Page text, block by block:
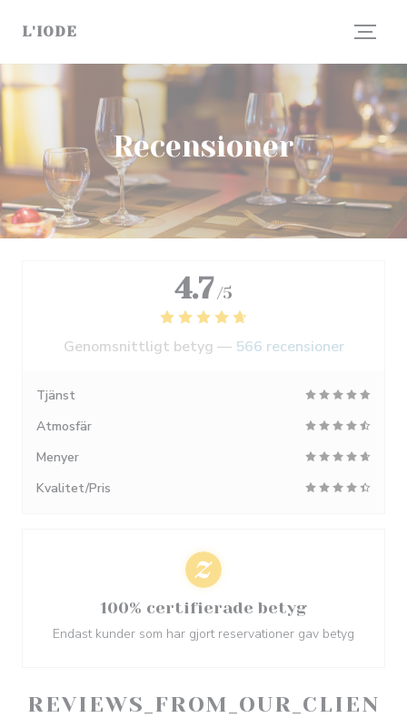
L'IODE
Recensioner
REVIEWS_FROM_OUR_CLIEN
4.7 /5
Genomsnittligt betyg — 566 recensioner
Tjänst
Atmosfär
Menyer
Kvalitet/Pris
100% certifierade betyg
Endast kunder som har gjort reservationer gav betyg